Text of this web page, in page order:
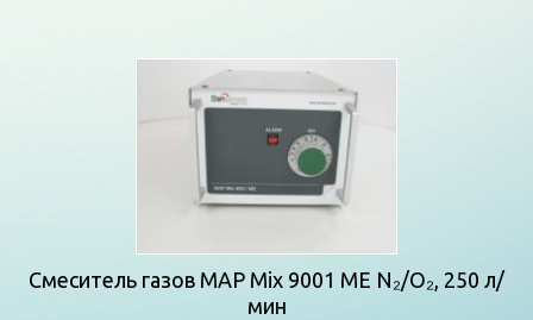
Смеситель газов MAP Mix 9001 ME N₂/O₂, 250 л/
мин